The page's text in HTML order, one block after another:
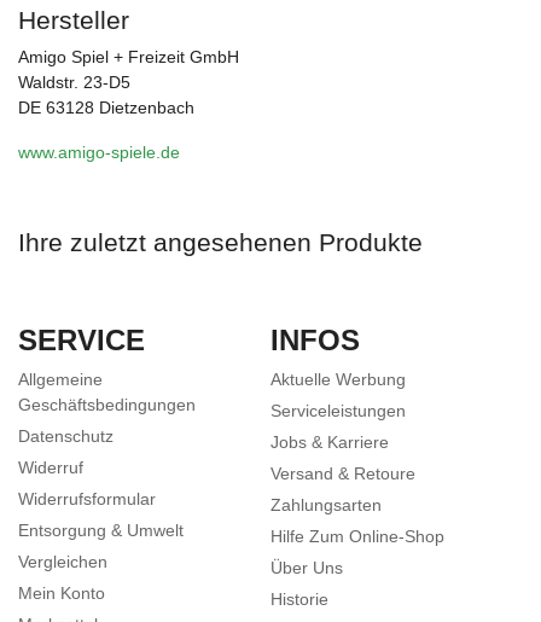
Hersteller
Amigo Spiel + Freizeit GmbH
Waldstr. 23-D5
DE 63128 Dietzenbach
www.amigo-spiele.de
Ihre zuletzt angesehenen Produkte
SERVICE
Allgemeine
Geschäftsbedingungen
Datenschutz
Widerruf
Widerrufsformular
Entsorgung & Umwelt
Vergleichen
Mein Konto
INFOS
Aktuelle Werbung
Serviceleistungen
Jobs & Karriere
Versand & Retoure
Zahlungsarten
Hilfe Zum Online-Shop
Über Uns
Historie